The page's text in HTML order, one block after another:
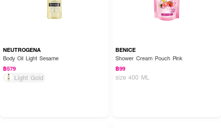
NEUTROGENA
Body Oil Light Sesame
฿579
Light Gold
BENICE
Shower Cream Pouch Pink
฿99
size 400 ML